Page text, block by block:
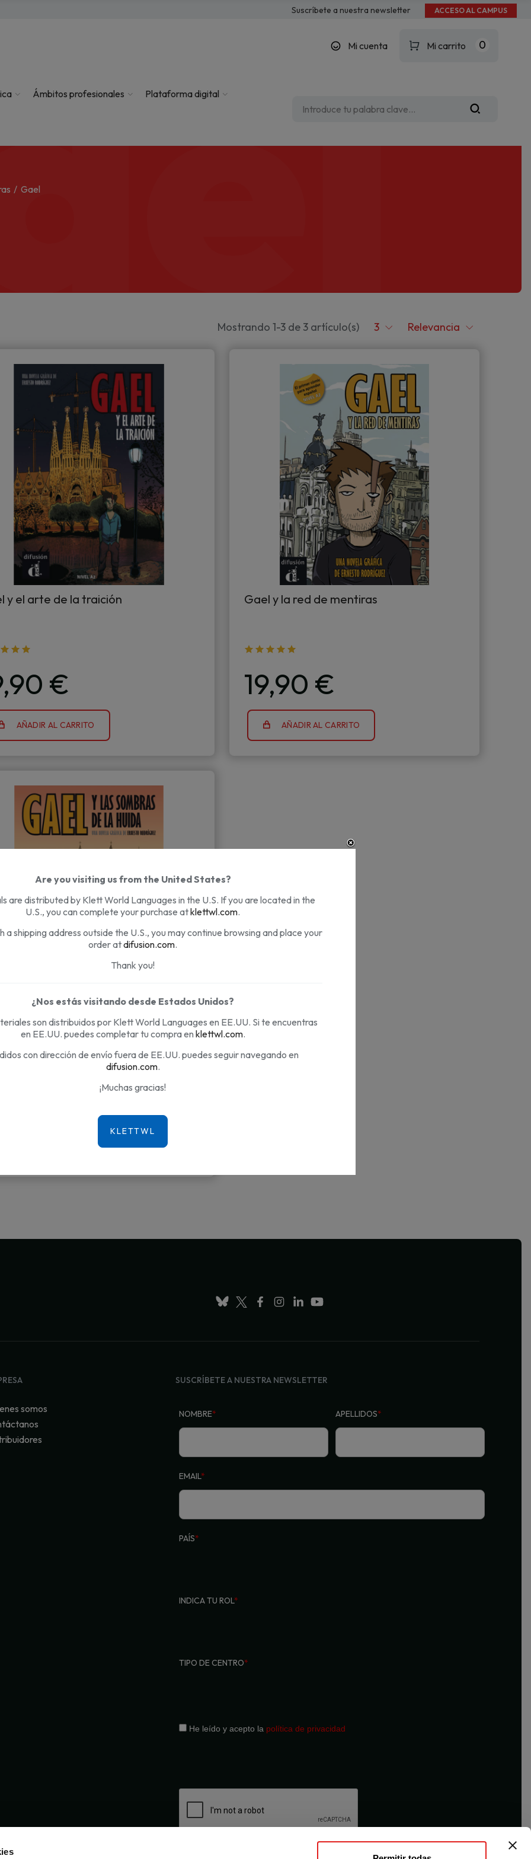
Suscríbete a nuestra newsletter ACCESO AL CAMPUS
Mi cuenta Mi carrito 0
Ámbitos profesionales Plataforma digital
Gael
Mostrando 1-3 de 3 artículo(s) 3 Relevancia
y el arte de la traición
€
AÑADIR AL CARRITO
Gael y la red de mentiras
19,90 €
AÑADIR AL CARRITO
y las sombras de la huida
somos
SUSCRÍBETE A NUESTRA NEWSLETTER
NOMBRE* APELLIDOS*
EMAIL*
PAÍS*
INDICA TU ROL*
TIPO DE CENTRO*
He leído y acepto la política de privacidad
Are you visiting us from the United States?
are distributed by Klett World Languages in the U.S. If you are located in the
U.S., you can complete your purchase atklettwl.com.
a shipping address outside the U.S., you may continue browsing and place your
order atdifusion.com.
Thank you!
¿Nos estás visitando desde Estados Unidos?
son distribuidos por Klett World Languages en EE.UU. Si te encuentras
en EE.UU. puedes completar tu compra en klettwl.com.
con dirección de envío fuera de EE.UU. puedes seguir navegando en
difusion.com.
¡Muchas gracias!